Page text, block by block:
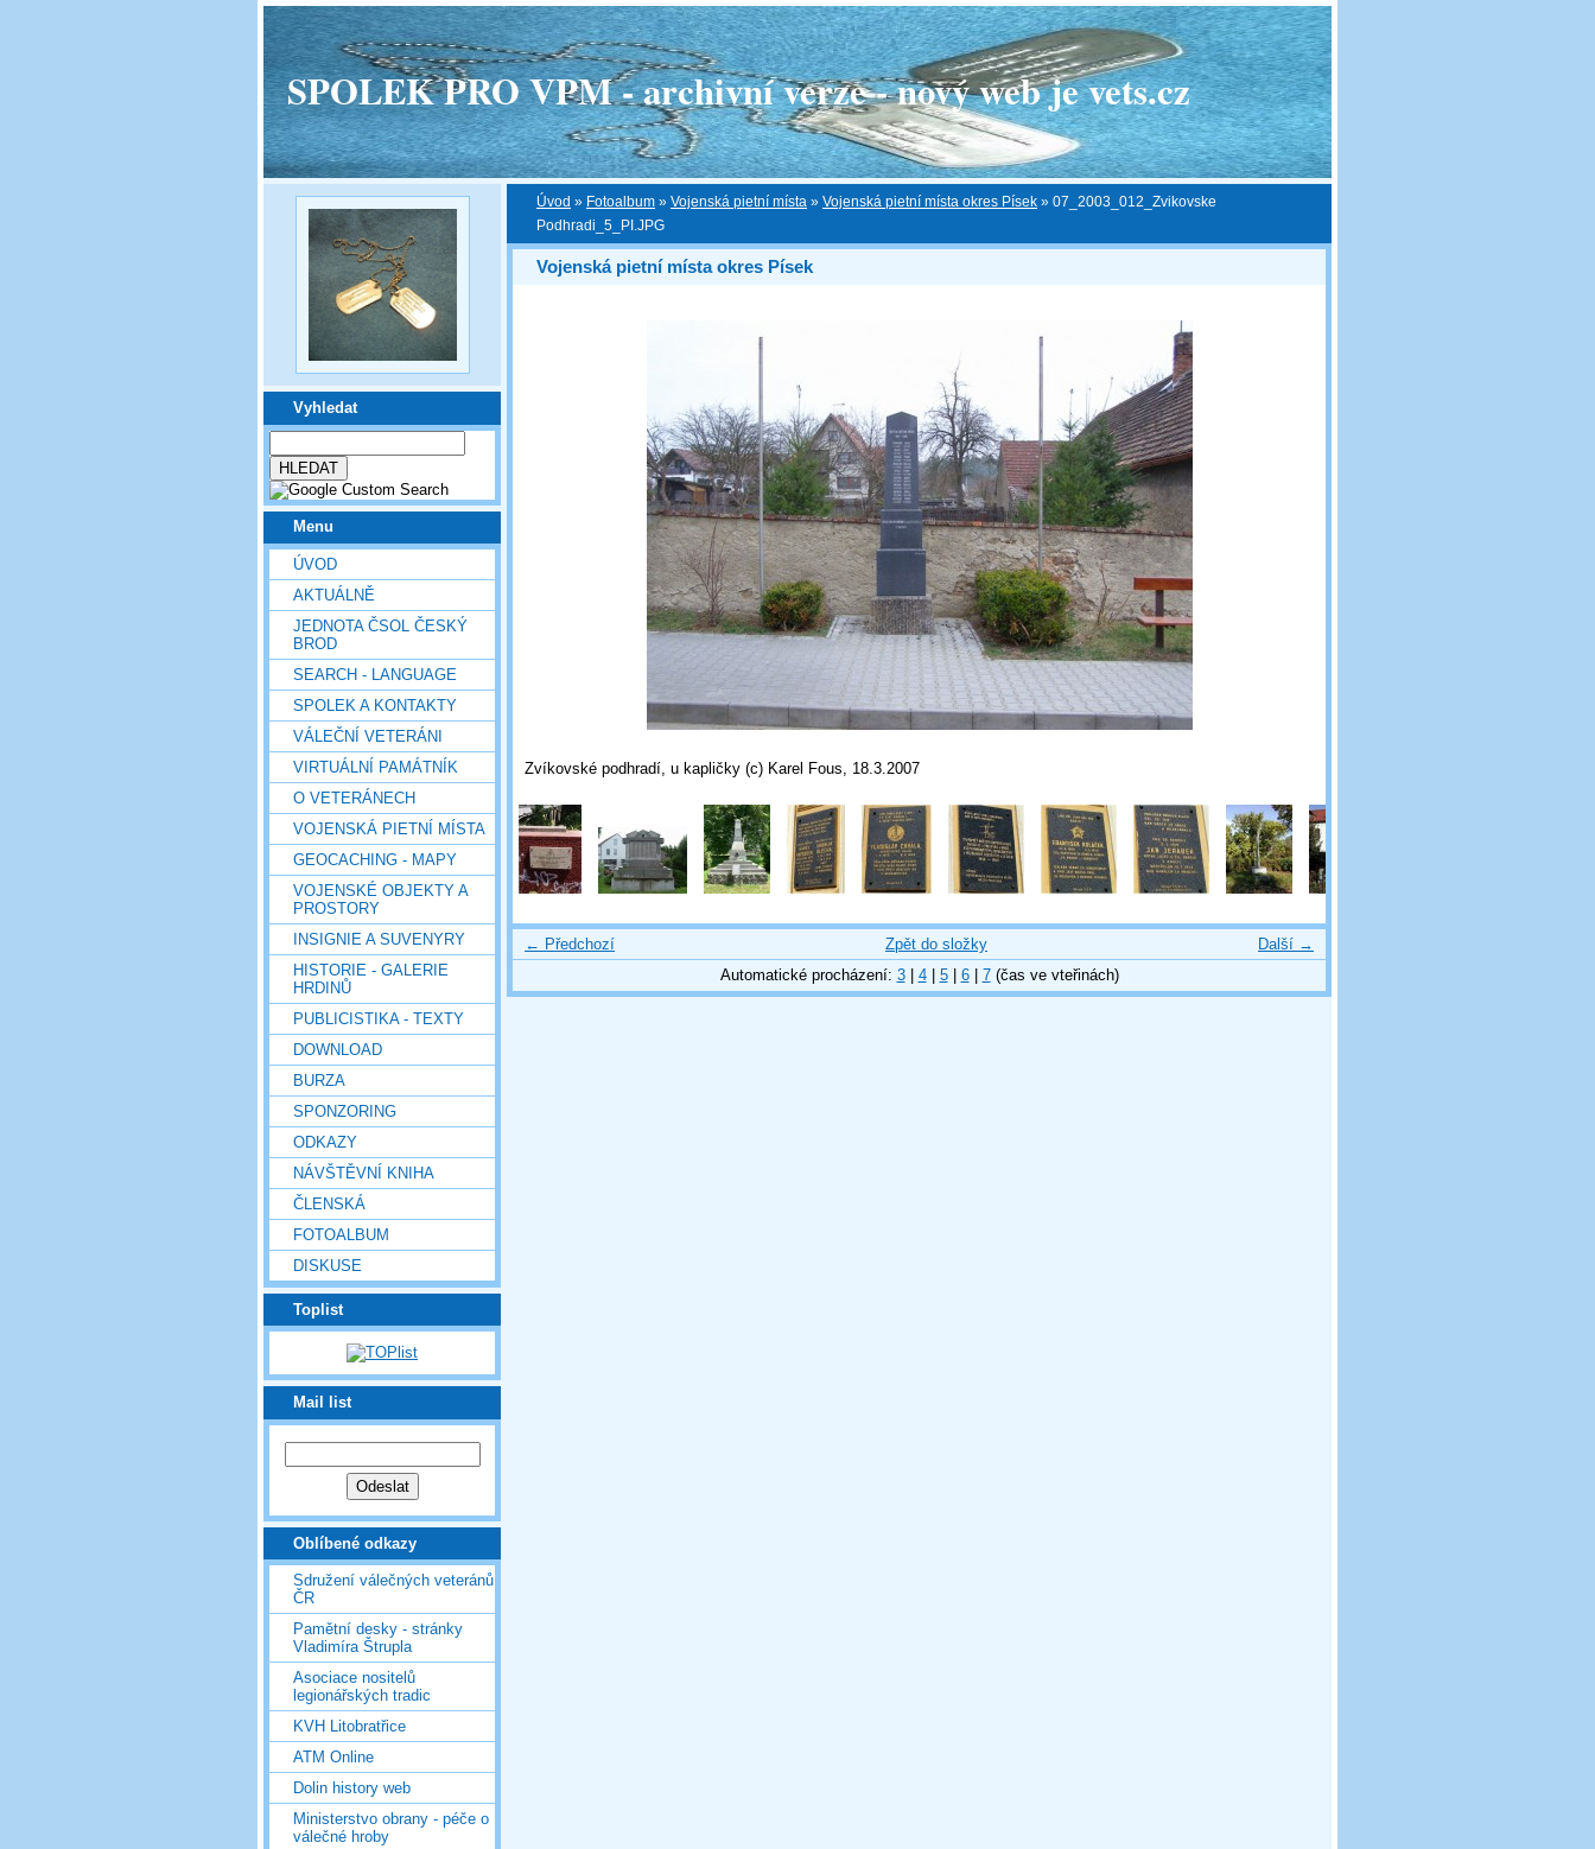
SPOLEK PRO VPM - archivní verze - nový web je vets.cz
Vyhledat
Menu
ÚVOD
AKTUÁLNĚ
JEDNOTA ČSOL ČESKÝ
BROD
SEARCH - LANGUAGE
SPOLEK A KONTAKTY
VÁLEČNÍ VETERÁNI
VIRTUÁLNÍ PAMÁTNÍK
O VETERÁNECH
VOJENSKÁ PIETNÍ MÍSTA
GEOCACHING - MAPY
VOJENSKÉ OBJEKTY A
PROSTORY
INSIGNIE A SUVENYRY
HISTORIE - GALERIE
HRDINŮ
PUBLICISTIKA - TEXTY
DOWNLOAD
BURZA
SPONZORING
ODKAZY
NÁVŠTĚVNÍ KNIHA
ČLENSKÁ
FOTOALBUM
DISKUSE
Toplist
Mail list
Oblíbené odkazy
Sdružení válečných veteránů
ČR
Pamětní desky - stránky
Vladimíra Štrupla
Asociace nositelů
legionářských tradic
KVH Litobratřice
ATM Online
Dolin history web
Ministerstvo obrany - péče o
válečné hroby
Úvod » Fotoalbum » Vojenská pietní místa » Vojenská pietní místa okres Písek » 07_2003_012_Zvikovske
Podhradi_5_PI.JPG
Vojenská pietní místa okres Písek
Zvíkovské podhradí, u kapličky (c) Karel Fous, 18.3.2007
← Předchozí Další →
Zpět do složky
Automatické procházení: 3| 4| 5| 6| 7(čas ve vteřinách)